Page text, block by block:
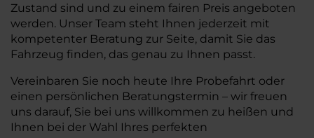
Zustand sind und zu einem fairen Preis angeboten
werden. Unser Team steht Ihnen jederzeit mit
kompetenter Beratung zur Seite, damit Sie das
Fahrzeug finden, das genau zu Ihnen passt.
Vereinbaren Sie noch heute Ihre Probefahrt oder
einen persönlichen Beratungstermin – wir freuen
uns darauf, Sie bei uns willkommen zu heißen und
Ihnen bei der Wahl Ihres perfekten